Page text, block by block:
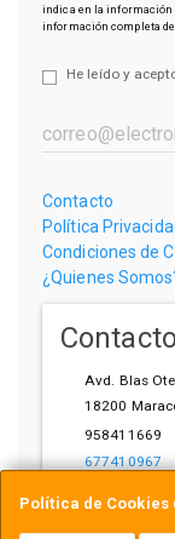
Política de Cookies
indica en la información
información completa
He leído y
Contacto
Política
Condiciones de
¿Quienes
Avd. Blas
18200
958411669
677410967